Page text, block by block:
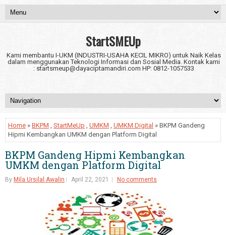
StartSMEUp
Kami membantu I-UKM (INDUSTRI-USAHA KECIL MIKRO) untuk Naik Kelas
dalam menggunakan Teknologi Informasi dan Sosial Media. Kontak kami
: startsmeup@dayaciptamandiri.com HP: 0812-1057533
Home » BKPM , StartMeUp , UMKM , UMKM Digital » BKPM Gandeng
Hipmi Kembangkan UMKM dengan Platform Digital
BKPM Gandeng Hipmi Kembangkan
UMKM dengan Platform Digital
By Mila Ursilal Awalin April 22, 2021 No comments